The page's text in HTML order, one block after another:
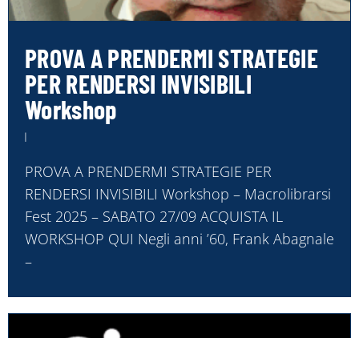
PROVA A PRENDERMI STRATEGIE
PER RENDERSI INVISIBILI
Workshop
PROVA A PRENDERMI STRATEGIE PER
RENDERSI INVISIBILI Workshop – Macrolibrarsi
Fest 2025 – SABATO 27/09 ACQUISTA IL
WORKSHOP QUI Negli anni ’60, Frank Abagnale
–